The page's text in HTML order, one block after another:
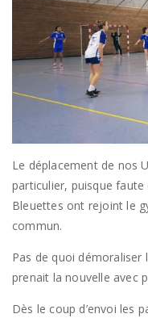
Le déplacement de nos
particulier, puisque
Bleuettes ont rejoint le
commun.
Pas de quoi démoraliser
prenait la nouvelle avec
Dès le coup d’envoi les